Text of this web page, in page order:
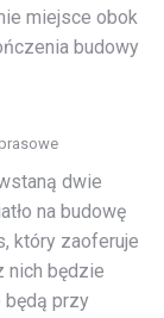
miejsce obok
budowy
dwie
na budowę
który zaoferuje
nich będzie
będą przy